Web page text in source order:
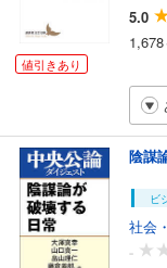
値引きあり
5.0
陰謀
ビ
社会
-